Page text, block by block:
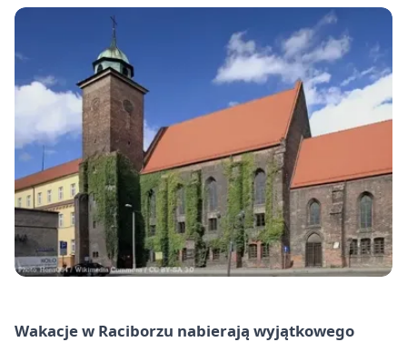
Wakacje w Raciborzu nabierają wyjątkowego